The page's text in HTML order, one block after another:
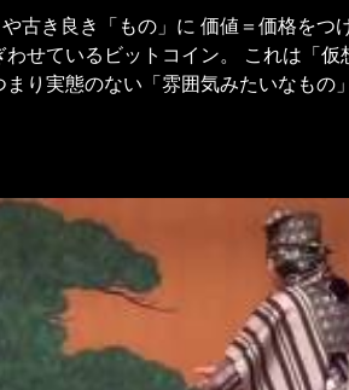
古き良き「もの」に 価値＝価格をつ
わせているビットコイン。 これは「
り実態のない「雰囲気みたいなもの